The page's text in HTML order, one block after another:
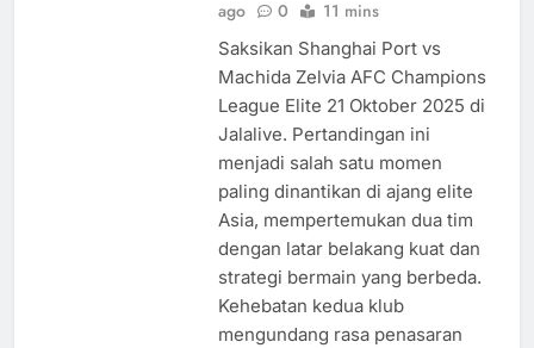
ago
0 11 mins
Saksikan Shanghai Port vs
Machida Zelvia AFC Champions
League Elite 21 Oktober 2025 di
Jalalive. Pertandingan ini
menjadi salah satu momen
paling dinantikan di ajang elite
Asia, mempertemukan dua tim
dengan latar belakang kuat dan
strategi bermain yang berbeda.
Kehebatan kedua klub
mengundang rasa penasaran